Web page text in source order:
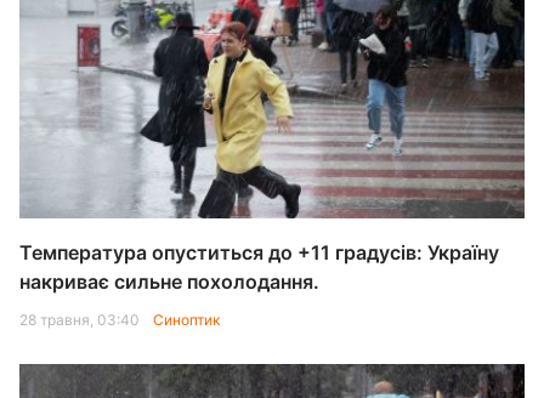
Температура опуститься до +11 градусів: Україну
накриває сильне похолодання.
28 травня, 03:40 Синоптик